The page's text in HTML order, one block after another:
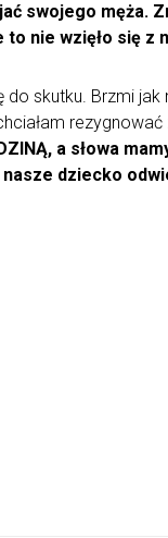
swojego męża.
to nie wzięło się
skutku. Brzmi jak
a słowa
dziecko